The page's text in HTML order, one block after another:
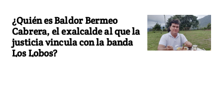
¿Quién es Baldor Bermeo
Cabrera, el exalcalde al que la
justicia vincula con la banda
Los Lobos?